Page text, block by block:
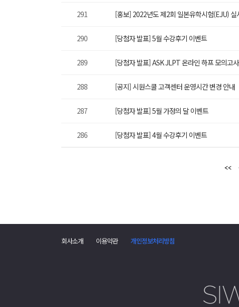
291 [홍보] 2022년도 제2회 일본유학시험(EJU) 실
290 [당첨자 발표] 5월 수강후기 이벤트
289 [당첨자 발표] ASK JLPT 온라인 하프 모의고
288 [공지] 시원스쿨 고객센터 운영시간 변경 안내
287 [당첨자 발표] 5월 가정의 달 이벤트
286 [당첨자 발표] 4월 수강후기 이벤트
회사소개 이용약관 개인정보처리방침